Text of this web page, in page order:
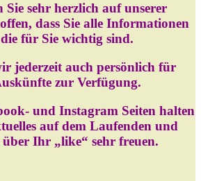
sehr herzlich auf unserer
dass Sie alle Informationen
für Sie wichtig sind.
jederzeit auch persönlich für
zur Verfügung.
und Instagram Seiten halten
auf dem Laufenden und
Ihr „like“ sehr freuen.